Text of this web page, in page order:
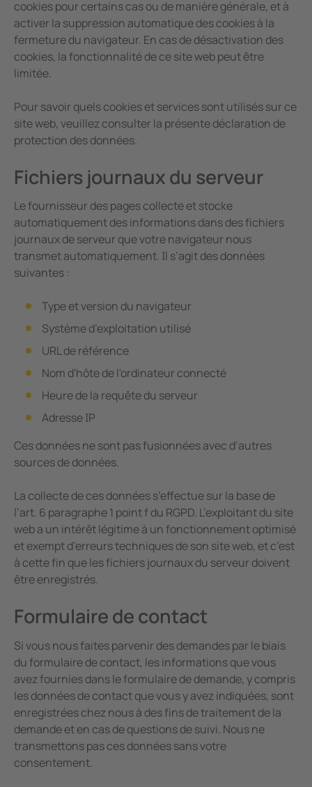
cookies pour certains cas ou de manière générale, et à
activer la suppression automatique des cookies à la
fermeture du navigateur. En cas de désactivation des
cookies, la fonctionnalité de ce site web peut être
limitée.
Pour savoir quels cookies et services sont utilisés sur ce
site web, veuillez consulter la présente déclaration de
protection des données.
Fichiers journaux du serveur
Le fournisseur des pages collecte et stocke
automatiquement des informations dans des fichiers
journaux de serveur que votre navigateur nous
transmet automatiquement. Il s’agit des données
suivantes :
Type et version du navigateur
Système d’exploitation utilisé
URL de référence
Nom d'hôte de l'ordinateur connecté
Heure de la requête du serveur
Adresse IP
Ces données ne sont pas fusionnées avec d’autres
sources de données.
La collecte de ces données s’effectue sur la base de
l’art. 6 paragraphe 1 point f du RGPD. L’exploitant du site
web a un intérêt légitime à un fonctionnement optimisé
et exempt d’erreurs techniques de son site web, et c’est
à cette fin que les fichiers journaux du serveur doivent
être enregistrés.
Formulaire de contact
Si vous nous faites parvenir des demandes par le biais
du formulaire de contact, les informations que vous
avez fournies dans le formulaire de demande, y compris
les données de contact que vous y avez indiquées, sont
enregistrées chez nous à des fins de traitement de la
demande et en cas de questions de suivi. Nous ne
transmettons pas ces données sans votre
consentement.